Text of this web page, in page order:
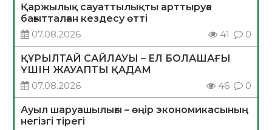
Қаржылық сауаттылықты арттыруға
бағытталған кездесу өтті
07.08.2026
41 0
ҚҰРЫЛТАЙ САЙЛАУЫ – ЕЛ БОЛАШАҒЫ
ҮШІН ЖАУАПТЫ ҚАДАМ
07.08.2026
46 0
Ауыл шаруашылығы – өңір экономикасының
негізгі тірегі